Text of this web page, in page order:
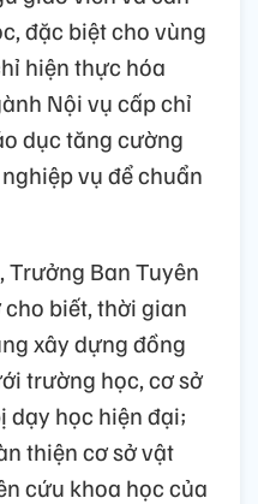
đặc biệt cho vùng
hiện thực hóa
Nội vụ cấp chỉ
dục tăng cường
vụ để chuẩn
Trưởng Ban Tuyên
biết, thời gian
xây dựng đồng
trường học, cơ sở
dạy học hiện đại;
thiện cơ sở vật
cứu khoa học của